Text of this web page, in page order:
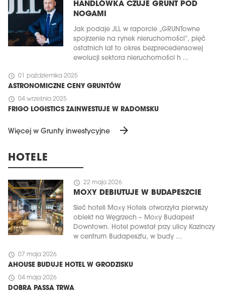
HANDLÓWKA CZUJE GRUNT POD
NOGAMI
Jak podaje JLL w raporcie „GRUNTowne
spojrzenie na rynek nieruchomości”, pięć
ostatnich lat to okres bezprecedensowej
ewolucji sektora nieruchomości h ...
schedule 01 października 2025
ASTRONOMICZNE CENY GRUNTÓW
schedule 04 września 2025
FRIGO LOGISTICS ZAINWESTUJE W RADOMSKU
Więcej w Grunty inwestycyjne arrow_forward
HOTELE
schedule 22 maja 2026
MOXY DEBIUTUJE W BUDAPESZCIE
Sieć hoteli Moxy Hotels otworzyła pierwszy
obiekt na Węgrzech – Moxy Budapest
Downtown. Hotel powstał przy ulicy Kazinczy
w centrum Budapesztu, w budy ...
schedule 07 maja 2026
AHOUSE BUDUJE HOTEL W GRODZISKU
schedule 04 maja 2026
DOBRA PASSA TRWA